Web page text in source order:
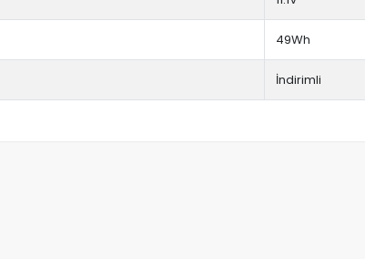
49Wh
İndirimli